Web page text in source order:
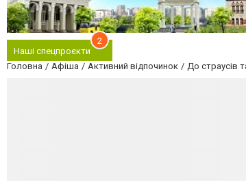
Наші спецпроєкти
2
Головна Афіша Активний відпочинок До страусів